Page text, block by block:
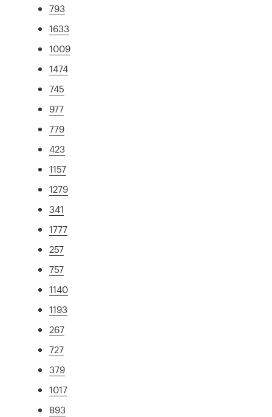
793
1633
1009
1474
745
977
779
423
1157
1279
341
1777
257
757
1140
1193
267
727
379
1017
893